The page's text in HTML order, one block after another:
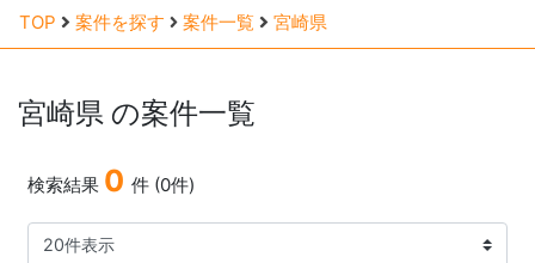
TOP 案件を探す 案件一覧 宮崎県
宮崎県 の案件一覧
検索結果 0 件 (0件)